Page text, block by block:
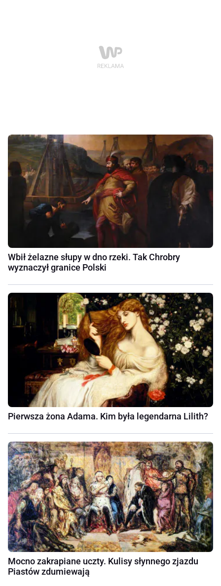
Wbił żelazne słupy w dno rzeki. Tak Chrobry
wyznaczył granice Polski
Pierwsza żona Adama. Kim była legendarna Lilith?
Mocno zakrapiane uczty. Kulisy słynnego zjazdu
Piastów zdumiewają